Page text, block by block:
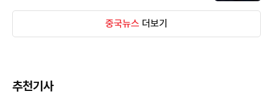
중국뉴스 더보기
추천기사